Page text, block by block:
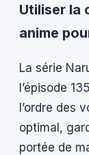
Utiliser la
anime
La série
l’épisode
l’ordre des
optimal,
portée de